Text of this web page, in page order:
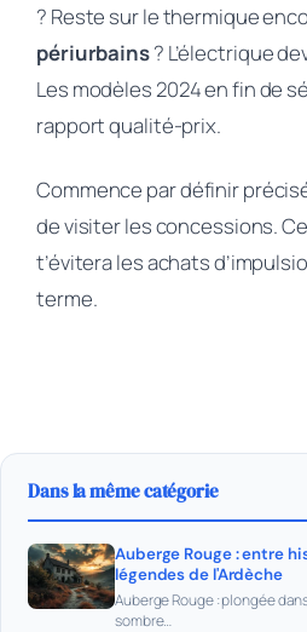
? Reste sur le thermique
périurbains? L’électrique
Les modèles 2024 en fin de
rapport qualité-prix.
Commence par définir
de visiter les concessions.
t’évitera les achats
terme.
Dans la même catégorie
Auberge Rouge : entre
légendes de l'Ardèche
Auberge Rouge : plongée
sombre…